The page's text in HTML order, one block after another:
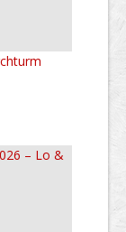
– Lo &